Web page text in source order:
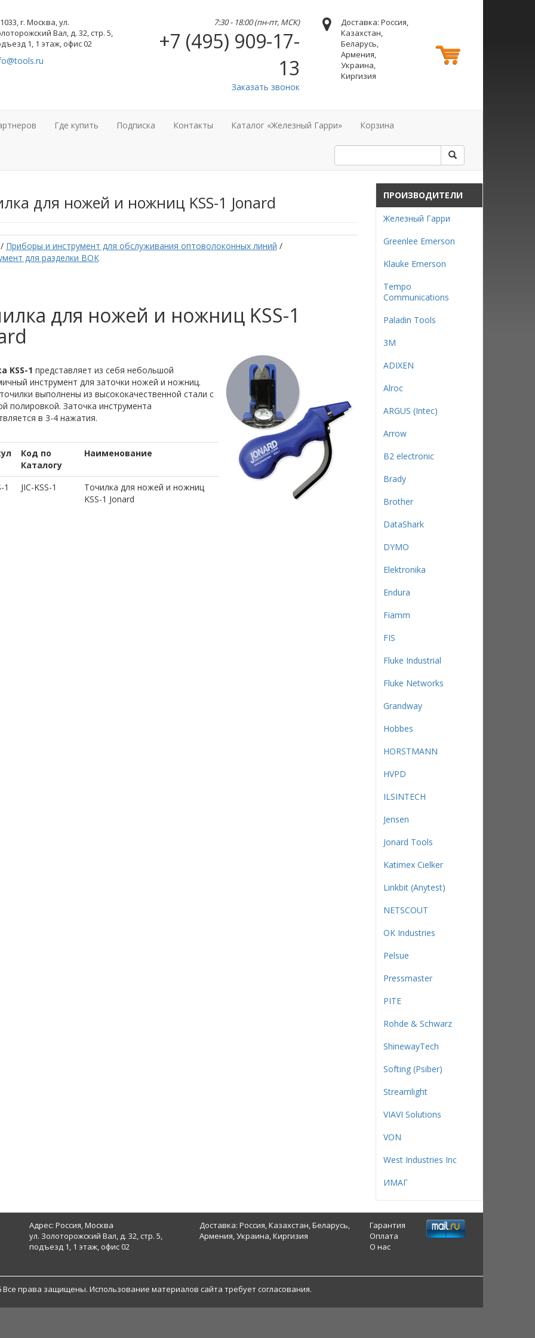
г. Москва, ул.
Вал, д. 32, стр. 5,
1, 1 этаж, офис 02
7:30 - 18:00 (пн-пт, МСК)
+7 (495) 909-17-
13
Заказать звонок
Доставка: Россия,
Казахстан,
Беларусь,
Армения,
Украина,
Киргизия
Где купить Подписка Контакты Каталог «Железный Гарри» Корзина
для ножей и ножниц KSS-1 Jonard
/ Приборы и инструмент для обслуживания оптоволоконных линий /
для разделки ВОК
для ножей и ножниц KSS-1
KSS-1 представляет из себя небольшой
инструмент для заточки ножей и ножниц.
выполнены из высококачественной стали с
полировкой. Заточка инструмента
в 3-4 нажатия.
Код по
Каталогу
Наименование
1 JIC-KSS-1
Точилка для ножей и ножниц
KSS-1 Jonard
ПРОИЗВОДИТЕЛИ
Железный Гарри
Greenlee Emerson
Klauke Emerson
Tempo
Communications
Paladin Tools
3М
ADIXEN
Alroc
ARGUS (Intec)
Arrow
B2 electronic
Brady
Brother
DataShark
DYMO
Elektronika
Endura
Fiamm
FIS
Fluke Industrial
Fluke Networks
Grandway
Hobbes
HORSTMANN
HVPD
ILSINTECH
Jensen
Jonard Tools
Katimex Cielker
Linkbit (Anytest)
NETSCOUT
OK Industries
Pelsue
Pressmaster
PITE
Rohde & Schwarz
ShinewayTech
Softing (Psiber)
Streamlight
VIAVI Solutions
VON
West Industries Inc
ИМАГ
Адрес: Россия, Москва
ул. Золоторожский Вал, д. 32, стр. 5,
подъезд 1, 1 этаж, офис 02
Доставка: Россия, Казахстан, Беларусь,
Армения, Украина, Киргизия
Гарантия
Оплата
О нас
Все права защищены. Использование материалов сайта требует согласования.